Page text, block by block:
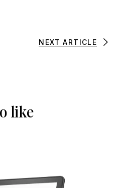
NEXT ARTICLE
like